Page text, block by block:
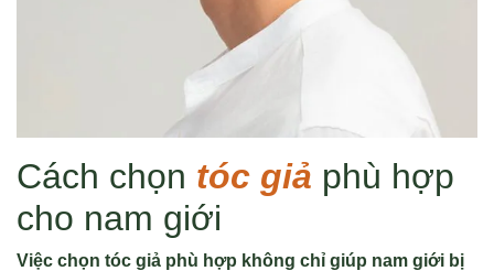
Cách chọn tóc giả phù hợp
cho nam giới
Việc chọn tóc giả phù hợp không chỉ giúp nam giới bị